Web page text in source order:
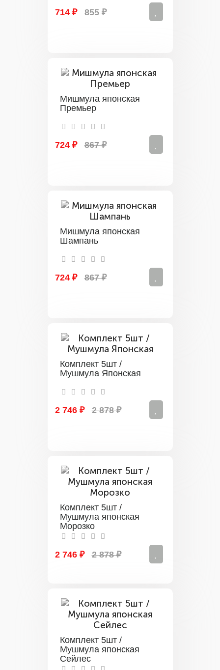
714 ₽ 855 ₽
Мишмула японская
Премьер
724 ₽ 867 ₽
Мишмула японская
Шампань
724 ₽ 867 ₽
Комплект 5шт /
Мушмула Японская
2 746 ₽ 2 878 ₽
Комплект 5шт /
Мушмула японская
Морозко
2 746 ₽ 2 878 ₽
Комплект 5шт /
Мушмула японская
Сейлес